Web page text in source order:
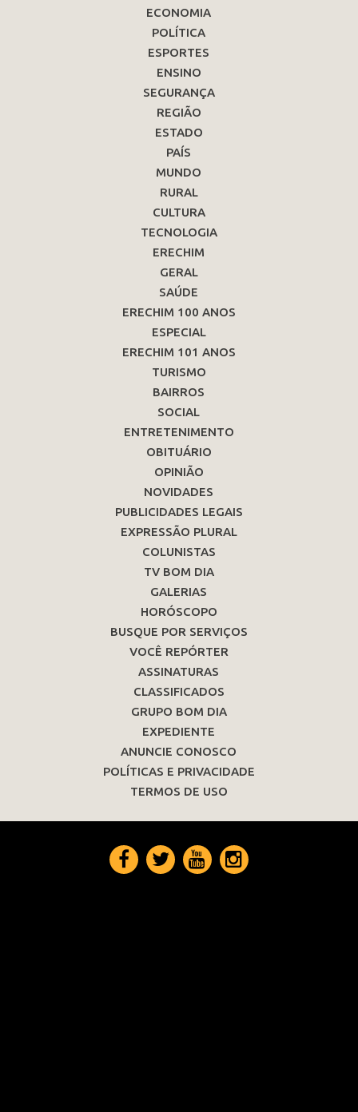
ECONOMIA
POLÍTICA
ESPORTES
ENSINO
SEGURANÇA
REGIÃO
ESTADO
PAÍS
MUNDO
RURAL
CULTURA
TECNOLOGIA
ERECHIM
GERAL
SAÚDE
ERECHIM 100 ANOS
ESPECIAL
ERECHIM 101 ANOS
TURISMO
BAIRROS
SOCIAL
ENTRETENIMENTO
OBITUÁRIO
OPINIÃO
NOVIDADES
PUBLICIDADES LEGAIS
EXPRESSÃO PLURAL
COLUNISTAS
TV BOM DIA
GALERIAS
HORÓSCOPO
BUSQUE POR SERVIÇOS
VOCÊ REPÓRTER
ASSINATURAS
CLASSIFICADOS
GRUPO BOM DIA
EXPEDIENTE
ANUNCIE CONOSCO
POLÍTICAS E PRIVACIDADE
TERMOS DE USO